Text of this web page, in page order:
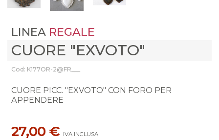
LINEA REGALE
CUORE "EXVOTO"
Cod: K177OR-2@FR___
CUORE PICC. "EXVOTO" CON FORO PER
APPENDERE
27,00 € IVA INCLUSA